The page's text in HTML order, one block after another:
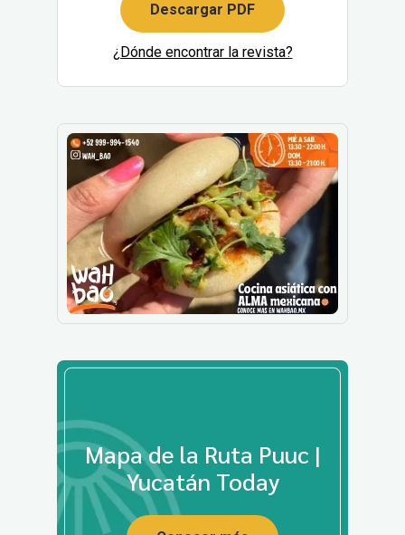
Descargar PDF
¿Dónde encontrar la revista?
Mapa de la Ruta Puuc |
Yucatán Today